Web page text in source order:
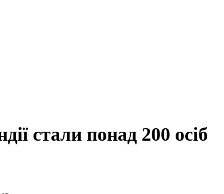
стали понад 200 осіб